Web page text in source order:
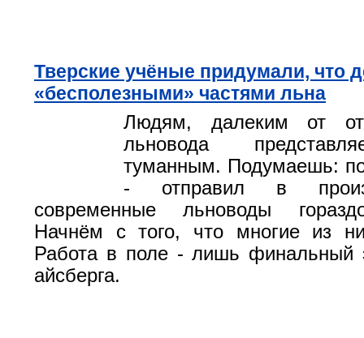
Тверские учёные придумали, что
«бесполезными» частями льна
Людям, далеким от
льновода
туманным. Подумаешь:
- отправил в
современные льноводы
Начнём с того, что многие из
Работа в поле - лишь финальный
айсберга.